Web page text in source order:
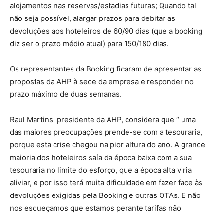
alojamentos nas reservas/estadias futuras; Quando tal
não seja possível, alargar prazos para debitar as
devoluções aos hoteleiros de 60/90 dias (que a booking
diz ser o prazo médio atual) para 150/180 dias.
Os representantes da Booking ficaram de apresentar as
propostas da AHP à sede da empresa e responder no
prazo máximo de duas semanas.
Raul Martins, presidente da AHP, considera que “ uma
das maiores preocupações prende-se com a tesouraria,
porque esta crise chegou na pior altura do ano. A grande
maioria dos hoteleiros saía da época baixa com a sua
tesouraria no limite do esforço, que a época alta viria
aliviar, e por isso terá muita dificuldade em fazer face às
devoluções exigidas pela Booking e outras OTAs. E não
nos esqueçamos que estamos perante tarifas não